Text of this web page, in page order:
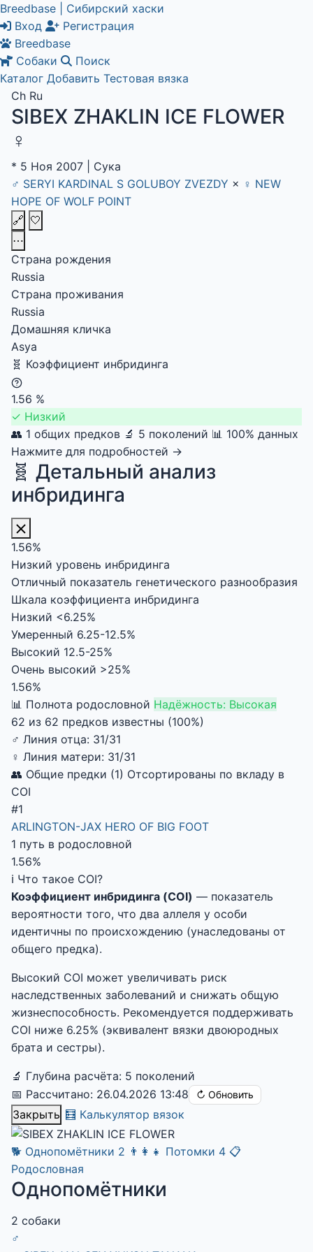
Breedbase | Сибирский хаски
Вход
Регистрация
Breedbase
Собаки
Поиск
Каталог Добавить Тестовая вязка
Ch Ru
SIBEX ZHAKLIN ICE FLOWER
♀
* 5 Ноя 2007
Сука
♂ SERYI KARDINAL S GOLUBOY ZVEZDY × ♀ NEW
HOPE OF WOLF POINT
🔗 🤍
⋯
Страна рождения
Russia
Страна проживания
Russia
Домашняя кличка
Asya
🧬 Коэффициент инбридинга
1.56 %
✓ Низкий
👥 1 общих предков 🔬 5 поколений 📊 100% данных
Нажмите для подробностей →
🧬 Детальный анализ
инбридинга
1.56%
Низкий уровень инбридинга
Отличный показатель генетического разнообразия
Шкала коэффициента инбридинга
Низкий <6.25%
Умеренный 6.25-12.5%
Высокий 12.5-25%
Очень высокий >25%
1.56%
📊 Полнота родословной Надёжность: Высокая
62 из 62 предков известны (100%)
♂ Линия отца: 31/31
♀ Линия матери: 31/31
👥 Общие предки (1) Отсортированы по вкладу в
COI
#1
ARLINGTON-JAX HERO OF BIG FOOT
1 путь в родословной
1.56%
ℹ️ Что такое COI?
Коэффициент инбридинга (COI) — показатель
вероятности того, что два аллеля у особи
идентичны по происхождению (унаследованы от
общего предка).
Высокий COI может увеличивать риск
наследственных заболеваний и снижать общую
жизнеспособность. Рекомендуется поддерживать
COI ниже 6.25% (эквивалент вязки двоюродных
брата и сестры).
🔬 Глубина расчёта: 5 поколений
📅 Рассчитано: 26.04.2026 13:48
↻ Обновить
Закрыть 🧮 Калькулятор вязок
🐕 Однопомётники 2 👨‍👩‍👧 Потомки 4 📋
Родословная
Однопомётники
2 собаки
♂